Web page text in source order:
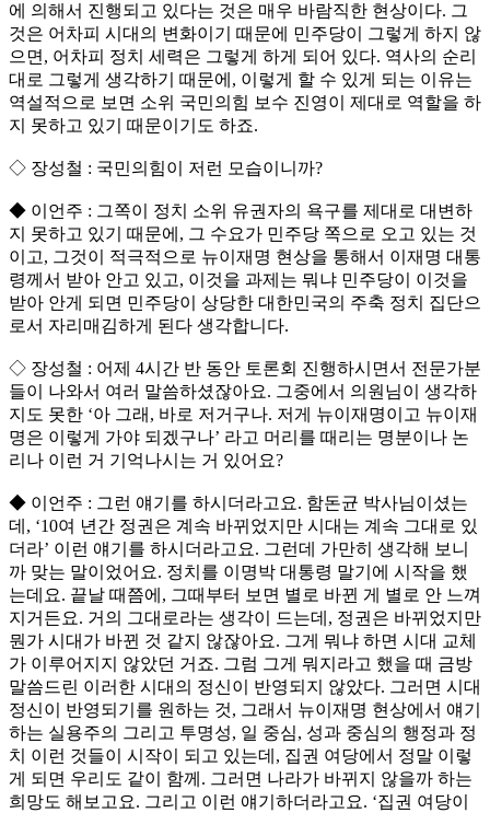
에 의해서 진행되고 있다는 것은 매우 바람직한 현상이다. 그
것은 어차피 시대의 변화이기 때문에 민주당이 그렇게 하지 않
으면, 어차피 정치 세력은 그렇게 하게 되어 있다. 역사의 순리
대로 그렇게 생각하기 때문에, 이렇게 할 수 있게 되는 이유는
역설적으로 보면 소위 국민의힘 보수 진영이 제대로 역할을 하
지 못하고 있기 때문이기도 하죠.
◇ 장성철 : 국민의힘이 저런 모습이니까?
◆ 이언주 : 그쪽이 정치 소위 유권자의 욕구를 제대로 대변하
지 못하고 있기 때문에, 그 수요가 민주당 쪽으로 오고 있는 것
이고, 그것이 적극적으로 뉴이재명 현상을 통해서 이재명 대통
령께서 받아 안고 있고, 이것을 과제는 뭐냐 민주당이 이것을
받아 안게 되면 민주당이 상당한 대한민국의 주축 정치 집단으
로서 자리매김하게 된다 생각합니다.
◇ 장성철 : 어제 4시간 반 동안 토론회 진행하시면서 전문가분
들이 나와서 여러 말씀하셨잖아요. 그중에서 의원님이 생각하
지도 못한 ‘아 그래, 바로 저거구나. 저게 뉴이재명이고 뉴이재
명은 이렇게 가야 되겠구나’ 라고 머리를 때리는 명분이나 논
리나 이런 거 기억나시는 거 있어요?
◆ 이언주 : 그런 얘기를 하시더라고요. 함돈균 박사님이셨는
데, ‘10여 년간 정권은 계속 바뀌었지만 시대는 계속 그대로 있
더라’ 이런 얘기를 하시더라고요. 그런데 가만히 생각해 보니
까 맞는 말이었어요. 정치를 이명박 대통령 말기에 시작을 했
는데요. 끝날 때쯤에, 그때부터 보면 별로 바뀐 게 별로 안 느껴
지거든요. 거의 그대로라는 생각이 드는데, 정권은 바뀌었지만
뭔가 시대가 바뀐 것 같지 않잖아요. 그게 뭐냐 하면 시대 교체
가 이루어지지 않았던 거죠. 그럼 그게 뭐지라고 했을 때 금방
말씀드린 이러한 시대의 정신이 반영되지 않았다. 그러면 시대
정신이 반영되기를 원하는 것, 그래서 뉴이재명 현상에서 얘기
하는 실용주의 그리고 투명성, 일 중심, 성과 중심의 행정과 정
치 이런 것들이 시작이 되고 있는데, 집권 여당에서 정말 이렇
게 되면 우리도 같이 함께. 그러면 나라가 바뀌지 않을까 하는
희망도 해보고요. 그리고 이런 얘기하더라고요. ‘집권 여당이